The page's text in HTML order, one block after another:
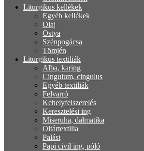
Liturgikus kellékek
Egyéb kellékek
Olaj
Ostya
Szénpogácsa
Tömjén
Liturgikus textiliák
Alba, karing
Cingulum, cingulus
Egyéb textiliák
Felvarró
Kehelyfelszerelés
Keresztelési ing
Miseruha, dalmatika
Oltártextilia
Palást
Papi civil ing, póló